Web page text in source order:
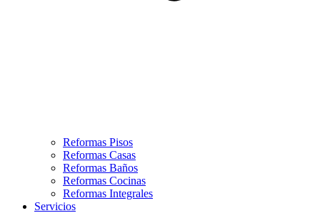
Reformas Pisos
Reformas Casas
Reformas Baños
Reformas Cocinas
Reformas Integrales
Servicios